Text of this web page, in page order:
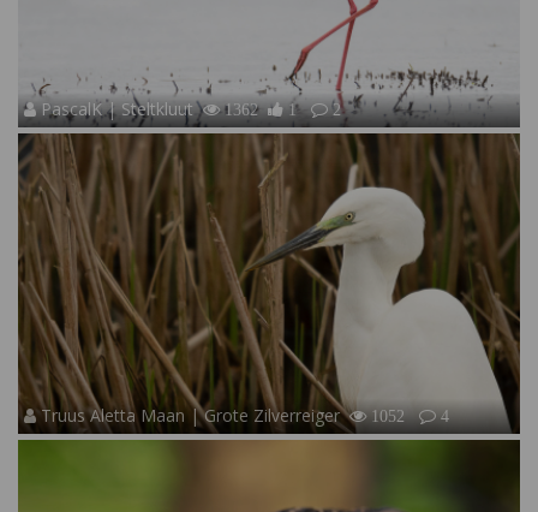
PascalK | Steltkluut 1362 1 2
Truus Aletta Maan | Grote Zilverreiger 1052 4